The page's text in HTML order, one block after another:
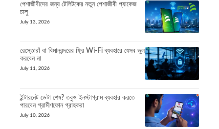
পেশাজীবীদের জন্য টেলিটকের নতুন পেশাজীবী প্যাকেজ
চালু
July 13, 2026
রেস্তোরাঁ বা বিমানবন্দরের ফ্রি Wi-Fi ব্যবহারে যেসব ভুল
করবেন না
July 11, 2026
ইন্টারনেট ডেটা শেষ? তবুও ইনস্টাগ্রাম ব্যবহার করতে
পারবেন গ্রামীণফোন গ্রাহকরা
July 10, 2026